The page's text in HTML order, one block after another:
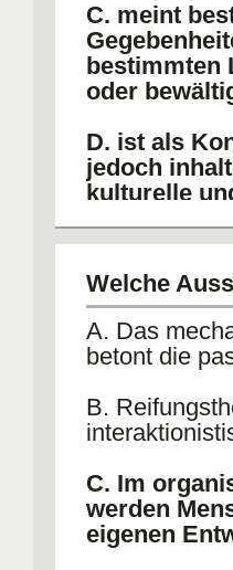
C. meint
bestimmten
oder
D. ist als
jedoch
kulturelle
E.
Welche
A. Das
betont die
B.
C. Im
werden
eigenen